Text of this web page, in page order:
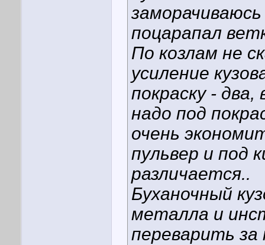
поцарапал
По козлам не
усиление
покраску -
надо под
очень
пульвер и под
различается..
Буханочный
металла и
переварить за